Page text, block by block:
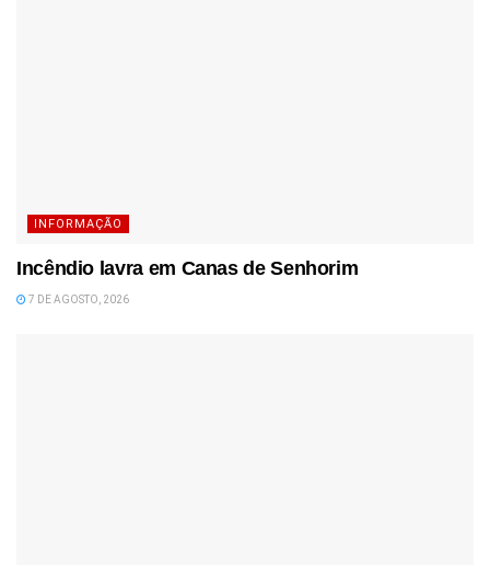
INFORMAÇÃO
Incêndio lavra em Canas de Senhorim
7 DE AGOSTO, 2026